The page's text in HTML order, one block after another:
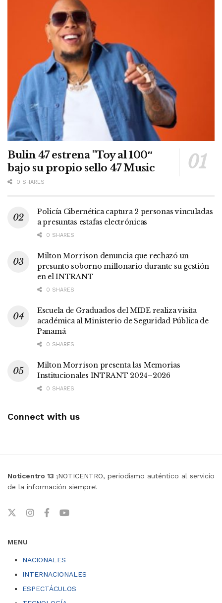
Bulin 47 estrena "Toy al 100″
bajo su propio sello 47 Music
0 SHARES
Policía Cibernética captura 2 personas vinculadas
a presuntas estafas electrónicas
0 SHARES
Milton Morrison denuncia que rechazó un
presunto soborno millonario durante su gestión
en el INTRANT
0 SHARES
Escuela de Graduados del MIDE realiza visita
académica al Ministerio de Seguridad Pública de
Panamá
0 SHARES
Milton Morrison presenta las Memorias
Institucionales INTRANT 2024–2026
0 SHARES
Connect with us
Noticentro 13 ¡NOTICENTRO, periodismo auténtico al servicio
de la información siempre!
MENU
NACIONALES
INTERNACIONALES
ESPECTÁCULOS